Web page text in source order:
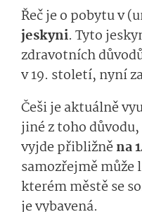
Řeč je o pobytu v
jeskyni. Tyto
zdravotních
v 19. století, nyní
Češi je aktuálně
jiné z toho
vyjde přibližněna
samozřejmě může
kterém městě se
je vybavená.